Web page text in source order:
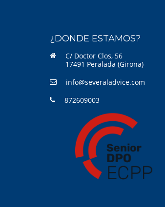
¿DONDE ESTAMOS?
C/ Doctor Clos, 56
17491 Peralada (Girona)
info@severaladvice.com
872609003